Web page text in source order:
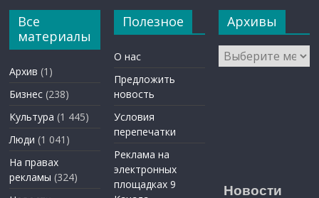
Все
материалы
Архив (1)
Бизнес (238)
Культура (1 445)
Люди (1 041)
На правах
рекламы (324)
Полезное
О нас
Предложить
новость
Условия
перепечатки
Реклама на
электронных
площадках 9
Архивы
Архивы
Новости